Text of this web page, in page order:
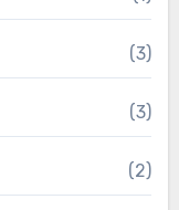
(3)
(3)
(2)